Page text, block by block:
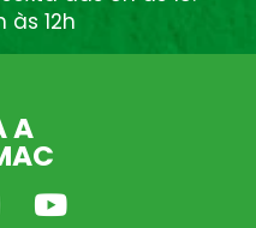
às 12h
A